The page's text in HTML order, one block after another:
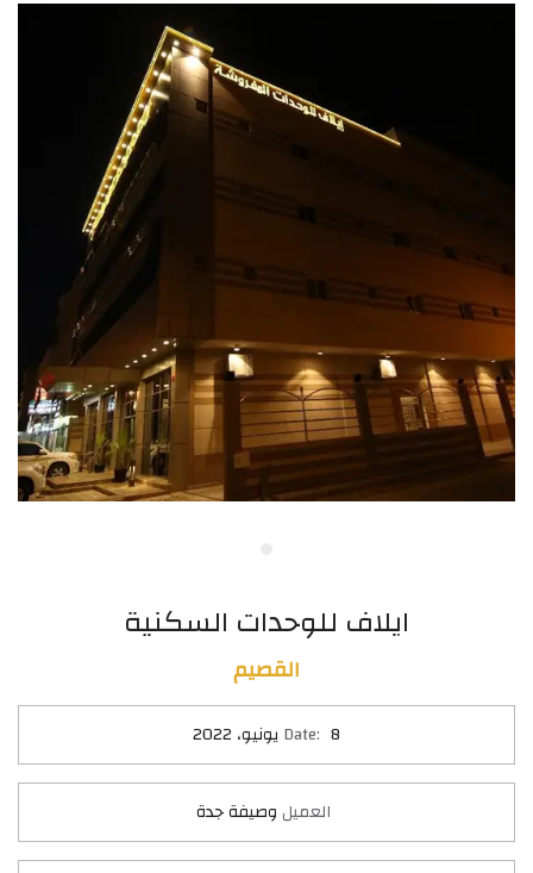
ايلاف للوحدات السكنية
القصيم
Date: 8 يونيو، 2022
العميل وصيفة جدة